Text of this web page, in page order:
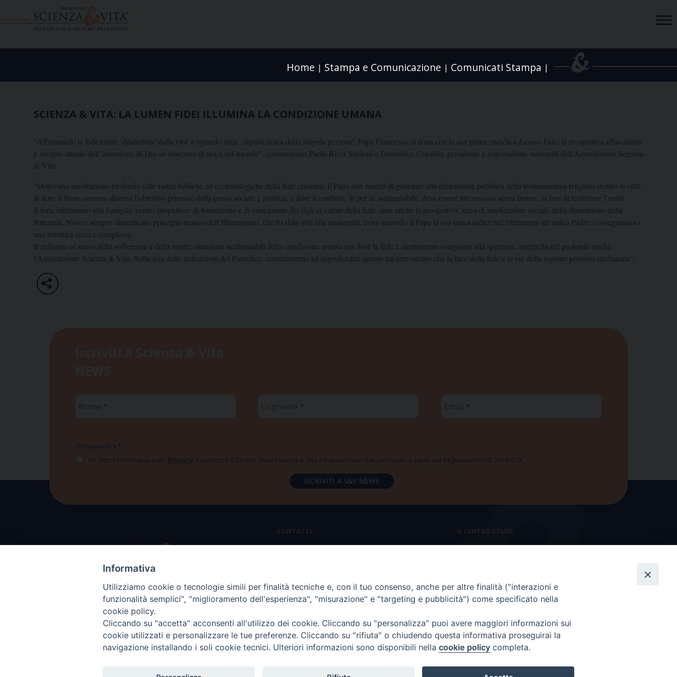
Home | Stampa e Comunicazione | Comunicati Stampa |
SCIENZA & VITA: LA LUMEN FIDEI ILLUMINA LA CONDIZIONE UMANA
“Affermando la fede come ‘dilatazione della vita’ e sguardo sulla ‘dignità unica della singola persona’, Papa Francesco ci dona con la sua prima enciclica Lumen Fidei la prospettiva affascinante
e sempre attuale dell’attenzione di Dio su ciascuno di noi e sul mondo”, commentano Paola Ricci Sindoni e Domenico Coviello, presidente e copresidente nazionali dell’Associazione Scienza
& Vita.
“Dopo una meditazione profonda sulle radici bibliche ed ecclesiologiche della fede cristiana, il Papa non manca di guardare alla dimensione pubblica della testimonianza religiosa dentro la città,
là dove il Bene comune diventa l’obiettivo primario della prassi sociale e politica, e dove il conflitto, di per sé ineliminabile, deve essere attraversato senza timore, al fine di realizzare l’unità.
Il forte riferimento alla famiglia, centro propulsore di formazione e di educazione dei figli al valore della fede, apre anche la prospettiva, ricca di implicazioni sociali, della dimensione della
fraternità. Noto e sempre dimenticato principio teorico dell’Illuminismo, che ha dato vita alla modernità, trova secondo il Papa la sua unica radice nel riferimento all’unico Padre, consegnandoci
una tematica ricca e complessa.
Il richiamo al senso della sofferenza e della morte, situazioni ineliminabili della condizione umana ma dove la fede è strettamente congiunta alla speranza, interpella nel profondo anche
l’Associazione Scienza & Vita. Sulla scia delle indicazioni del Pontefice, continueremo ad approfondire questo mistero oscuro che la luce della fede e le vie della ragione possono rischiarare”.
Privacy policy *
Ho letto l'informativa sulla Privacy e autorizzo il Centro Studi Scienza & Vita a trattare i miei dati personali ai sensi del Regolamento UE 2016/679
CONTATTI
segreteria@scienzaevita.org
IL CENTRO STUDI
Presidenza e ufficio presidenza
Coordinamento nazionale
Informativa
Utilizziamo cookie o tecnologie simili per finalità tecniche e, con il tuo consenso, anche per altre finalità ("interazioni e
funzionalità semplici", "miglioramento dell'esperienza", "misurazione" e "targeting e pubblicità") come specificato nella
cookie policy.
Cliccando su "accetta" acconsenti all'utilizzo dei cookie. Cliccando su "personalizza" puoi avere maggiori informazioni sui
cookie utilizzati e personalizzare le tue preferenze. Cliccando su "rifiuta" o chiudendo questa informativa proseguirai la
navigazione installando i soli cookie tecnici. Ulteriori informazioni sono disponibili nella cookie policy completa.